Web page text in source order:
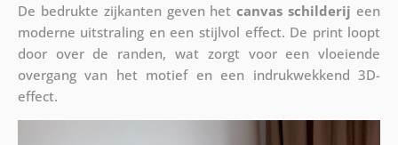
De bedrukte zijkanten geven hetcanvas schilderij een
moderne uitstraling en een stijlvol effect. De print loopt
door over de randen, wat zorgt voor een vloeiende
overgang van het motief en een indrukwekkend 3D-
effect.